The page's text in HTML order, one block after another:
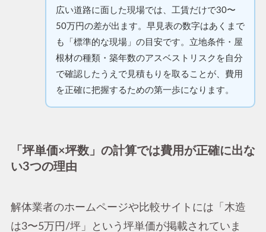
広い道路に面した現場では、工賃だけで30〜
50万円の差が出ます。早見表の数字はあくまで
も「標準的な現場」の目安です。立地条件・屋
根材の種類・築年数のアスベストリスクを自分
で確認したうえで見積もりを取ることが、費用
を正確に把握するための第一歩になります。
「坪単価×坪数」の計算では費用が正確に出な
い3つの理由
解体業者のホームページや比較サイトには「木造
は3〜5万円/坪」という坪単価が掲載されていま